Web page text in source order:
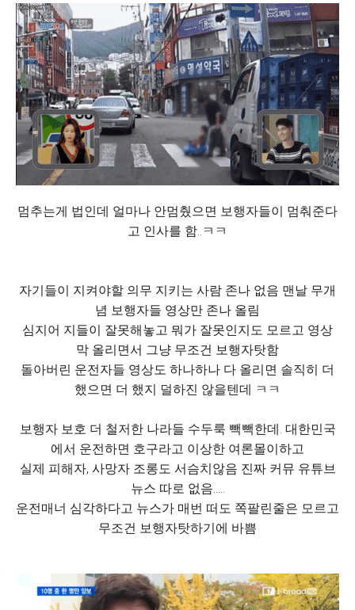
멈추는게 법인데 얼마나 안멈췄으면 보행자들이 멈춰준다
고 인사를 함..ㅋㅋ
자기들이 지켜야할 의무 지키는 사람 존나 없음 맨날 무개
념 보행자들 영상만 존나 올림
심지어 지들이 잘못해놓고 뭐가 잘못인지도 모르고 영상
막 올리면서 그냥 무조건 보행자탓함
돌아버린 운전자들 영상도 하나하나 다 올리면 솔직히 더
했으면 더 했지 덜하진 않을텐데 ㅋㅋ
보행자 보호 더 철저한 나라들 수두룩 빽빽한데. 대한민국
에서 운전하면 호구라고 이상한 여론몰이하고
실제 피해자, 사망자 조롱도 서슴치않음 진짜 커뮤 유튜브
뉴스 따로 없음.....
운전매너 심각하다고 뉴스가 매번 떠도 쪽팔린줄은 모르고
무조건 보행자탓하기에 바쁨